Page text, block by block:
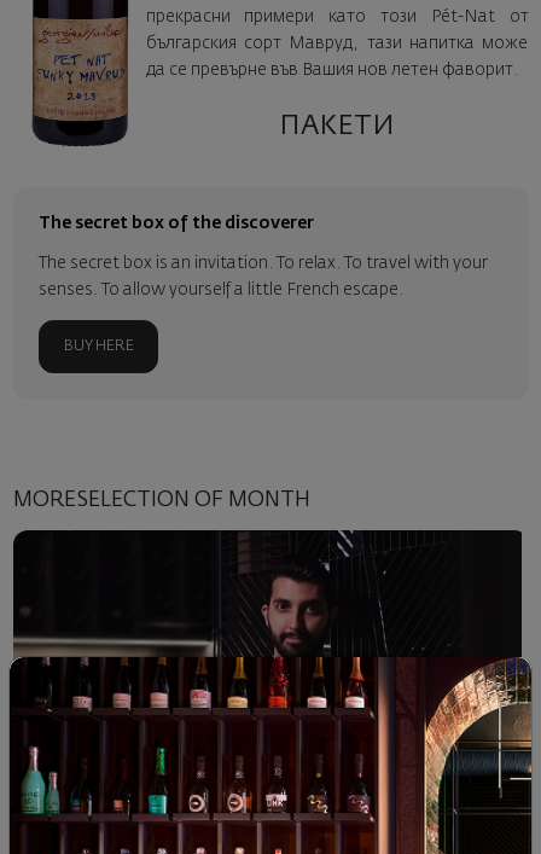
прекрасни примери като този Pét-Nat от
българския сорт Мавруд, тази напитка може
да се превърне във Вашия нов летен фаворит.
ПАКЕТИ
The secret box of the discoverer
The secret box is an invitation. To relax. To travel with your
senses. To allow yourself a little French escape.
BUY HERE
MORESELECTION OF MONTH